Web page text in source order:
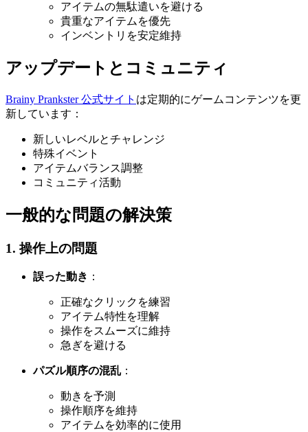
アイテムの無駄遣いを避ける
貴重なアイテムを優先
インベントリを安定維持
アップデートとコミュニティ
Brainy Prankster 公式サイト は定期的にゲームコンテンツを更
新しています：
新しいレベルとチャレンジ
特殊イベント
アイテムバランス調整
コミュニティ活動
一般的な問題の解決策
1. 操作上の問題
誤った動き ：
正確なクリックを練習
アイテム特性を理解
操作をスムーズに維持
急ぎを避ける
パズル順序の混乱 ：
動きを予測
操作順序を維持
アイテムを効率的に使用